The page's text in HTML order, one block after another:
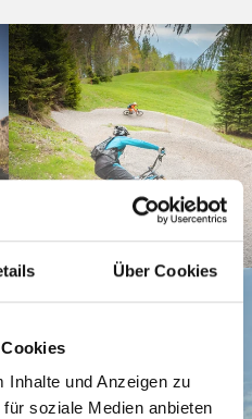
Über Cookies
Inhalte und Anzeigen zu
soziale Medien anbieten